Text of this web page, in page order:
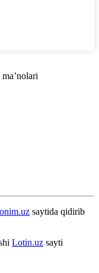
saytida qidirib
Lotin.uz sayti